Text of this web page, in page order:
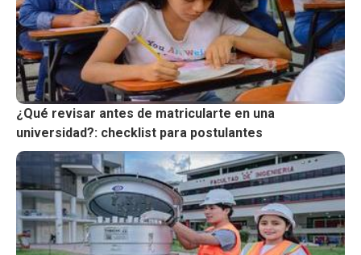
¿Qué revisar antes de matricularte en una
universidad?: checklist para postulantes